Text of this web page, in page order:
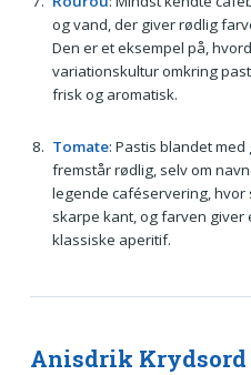
og vand, der giver rødlig
Den er et eksempel på,
variationskultur omkring
frisk og aromatisk.
Tomate: Pastis blandet
fremstår rødlig, selv om
legende caféservering,
skarpe kant, og farven
klassiske aperitif.
Anisdrik Krydsord